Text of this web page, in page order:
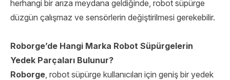
herhangi bir arıza meydana geldiğinde, robot süpürge
düzgün çalışmaz ve sensörlerin değiştirilmesi gerekebilir.
Roborge’de Hangi Marka Robot Süpürgelerin
Yedek Parçaları Bulunur?
Roborge, robot süpürge kullanıcıları için geniş bir yedek